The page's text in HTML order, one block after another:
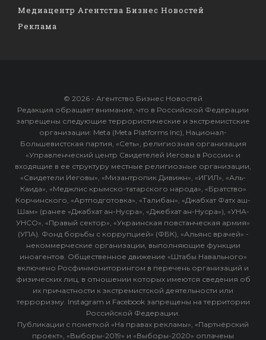
Медиацентр Агентства Бизнес Новостей
Реклама
© 2026 - Агентство Бизнес Новостей
Редакция обращает внимание, что в Российской Федерации
запрещены следующие террористические и экстремистские
организации: Meta (Meta Platforms Inc), Национал-
Большевистская партия, «Сеть», религиозная организация
«Управленческий центр Свидетелей Иеговы в России» и
входящие в ее структуру местные религиозные организации,
«Свидетели Иеговы», «Мизантропик Дивижн», «ИГИЛ», «Аль-
Каида», «Меджлис крымско-татарского народа», «Братство»
Корчинского, «Артподготовка», «Талибан», «Джабхат Фатх аш-
Шам» (ранее «Джабхат ан-Нусра», «Джебхат ан-Нусра»), «УНА-
УНСО», «Правый сектор», «Украинская повстанческая армия»
(УПА). Фонд борьбы с коррупцией» (ФБК), «Альянс врачей» -
некоммерческие организации, выполняющие функции
иноагентов. Общественное движение «Штабы Навального»
включено Росфинмониторингом в перечень организаций и
физических лиц, в отношении которых имеются сведения об
их причастности к экстремистской деятельности или
терроризму. Instagram и Facebook запрещены на территории
Российской Федерации.
Публикации с пометкой «На правах рекламы», «Партнёрский
проект», «Выборы-2019» и «Выборы-2020» оплачены